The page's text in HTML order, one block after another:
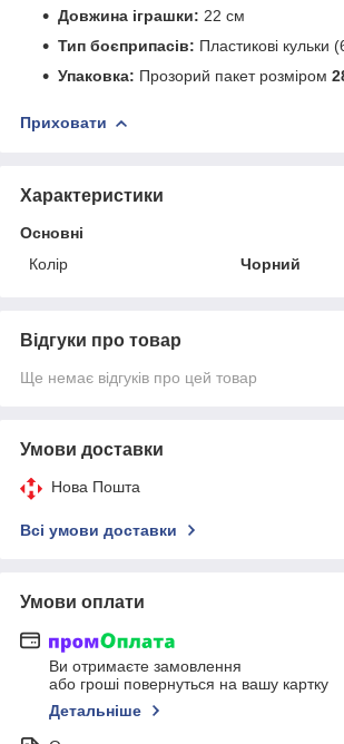
Довжина іграшки: 22 см
Тип боєприпасів: Пластикові кульки
Упаковка: Прозорий пакет розміром
Приховати
Характеристики
Основні
Колір
Чорний
Відгуки про товар
Ще немає відгуків про цей товар
Умови доставки
Нова Пошта
Всі умови доставки
Умови оплати
Ви отримаєте замовлення
або гроші повернуться на вашу картку
Детальніше